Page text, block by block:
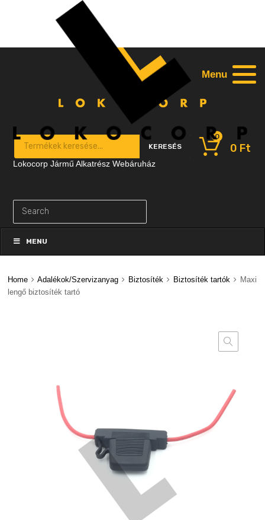
Products search
KERESÉS 0 Ft
0
to
contentMENU
Home Adalékok/Szervizanyag Biztosíték Biztosíték tartók
Maxi
lengő biztosíték tartó
Lokocorp Jármű Alkatrész Webáruház
Menu